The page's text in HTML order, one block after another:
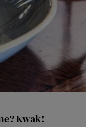
Kwak!